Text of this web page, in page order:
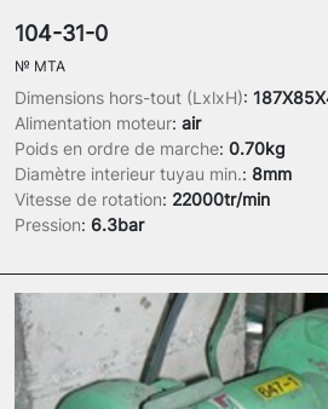
Dimensions hors-tout (LxlxH):
Alimentation moteur: air
Poids en ordre de marche: 0.70kg
Diamètre interieur tuyau min.: 8mm
Vitesse de rotation: 22000tr/min
Pression: 6.3bar
104-31-0
№ MTA